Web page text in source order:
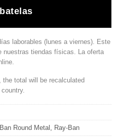
laborables (lunes a viernes). Este
nuestras tiendas físicas. La oferta
the total will be recalculated
Round Metal , Ray-Ban